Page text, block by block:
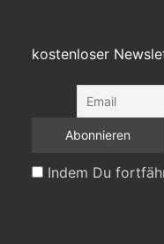
kostenloser
Indem Du